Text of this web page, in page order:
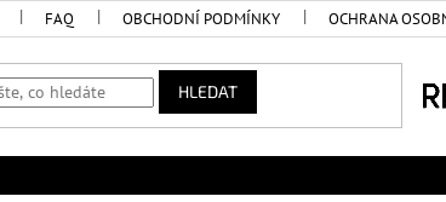
FAQ OBCHODNÍ PODMÍNKY OCHRANA
HLEDAT